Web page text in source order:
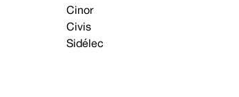
Cinor
Civis
Sidélec